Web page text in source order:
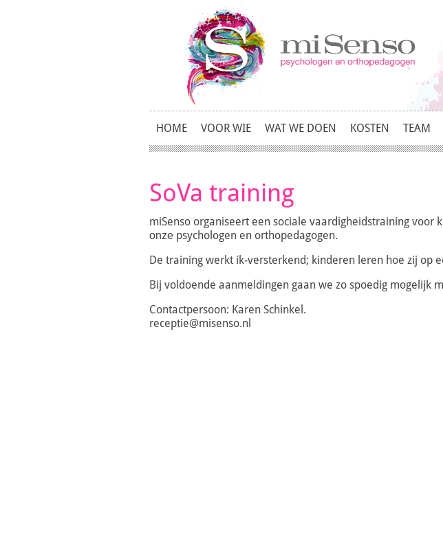
HOME VOOR WIE WAT WE DOEN KOSTEN TEAM
SoVa training
miSenso organiseert een sociale vaardigheidstraining voor
onze psychologen en orthopedagogen.
De training werkt ik-versterkend; kinderen leren hoe zij op
Bij voldoende aanmeldingen gaan we zo spoedig mogelijk
Contactpersoon: Karen Schinkel.
receptie@misenso.nl